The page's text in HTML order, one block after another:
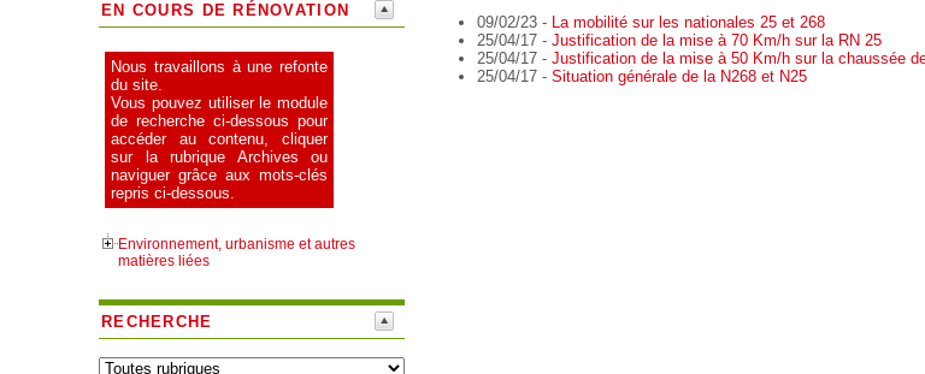
EN COURS DE RÉNOVATION
Nous travaillons à une refonte
du site.
Vous pouvez utiliser le module
de recherche ci-dessous pour
accéder au contenu, cliquer
sur la rubrique Archives ou
naviguer grâce aux mots-clés
repris ci-dessous.
Environnement, urbanisme et autres
matières liées
RECHERCHE
09/02/23 -
La mobilité sur les nationales 25 et 268
25/04/17 - Justification de la mise à 70 Km/h sur la RN 25
25/04/17 - Justification de la mise à 50 Km/h sur la chaussée
25/04/17 - Situation générale de la N268 et N25